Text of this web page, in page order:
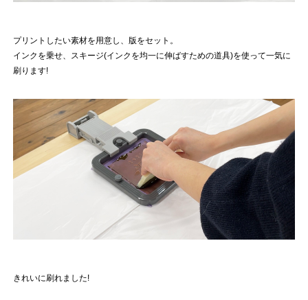
プリントしたい素材を用意し、版をセット。
インクを乗せ、スキージ(インクを均一に伸ばすための道具)を使って一気に
刷ります!
きれいに刷れました!